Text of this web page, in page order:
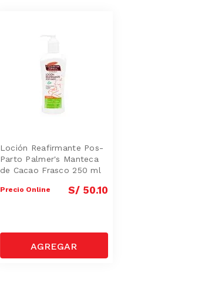
Loción Reafirmante Pos-
Parto Palmer's Manteca
de Cacao Frasco 250 ml
Precio Online S/ 50.10